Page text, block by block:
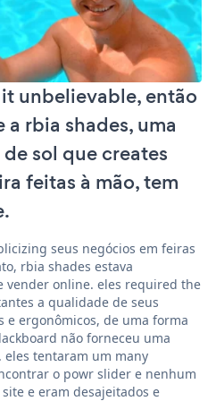
unbelievable, então
rbia shades, uma
sol que creates
feitas à mão, tem
seus negócios em feiras
rbia shades estava
vender online. eles required the
a qualidade de seus
e ergonômicos, de uma forma
não forneceu uma
eles tentaram um many
o powr slider e nenhum
e eram desajeitados e